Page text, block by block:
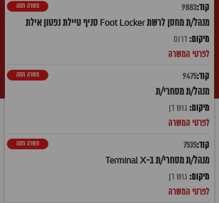
9883
מנהל/ת מחסן לרשת Foot Locker סניף טיילת נפטון אילת
משרה חמה
דרום
9475
מנהל/ת מסחרי/ת
משרה חמה
גוש דן
7535
מנהל/ת מסחרי/ת ב-Terminal X
משרה חמה
גוש דן